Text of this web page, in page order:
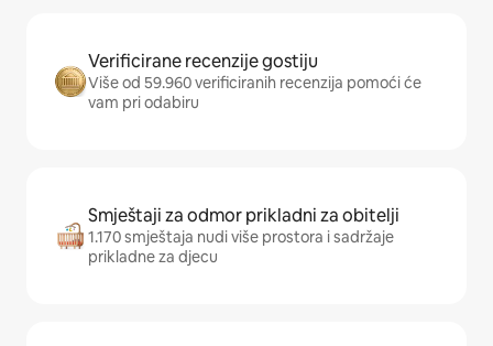
Verificirane recenzije gostiju
Više od 59.960 verificiranih recenzija pomoći će
vam pri odabiru
Smještaji za odmor prikladni za obitelji
1.170 smještaja nudi više prostora i sadržaje
prikladne za djecu